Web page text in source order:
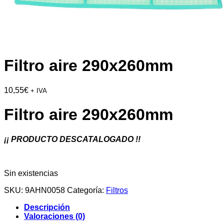
Filtro aire 290x260mm
10,55€ + IVA
Filtro aire 290x260mm
¡¡ PRODUCTO DESCATALOGADO !!
Sin existencias
SKU: 9AHN0058 Categoría: Filtros
Descripción
Valoraciones (0)